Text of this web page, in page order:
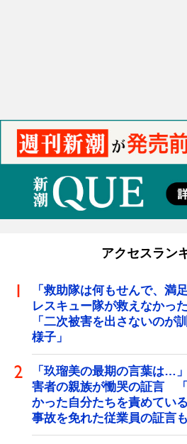
アクセスラン
「救助隊は何もせんで、満
レスキュー隊が救えなかっ
「二次被害を出さないのが
様子」
「玖瑠美の最期の言葉は…
害者の親族が慟哭の証言
かった自分たちを責めてい
事故を免れた従業員の証言も